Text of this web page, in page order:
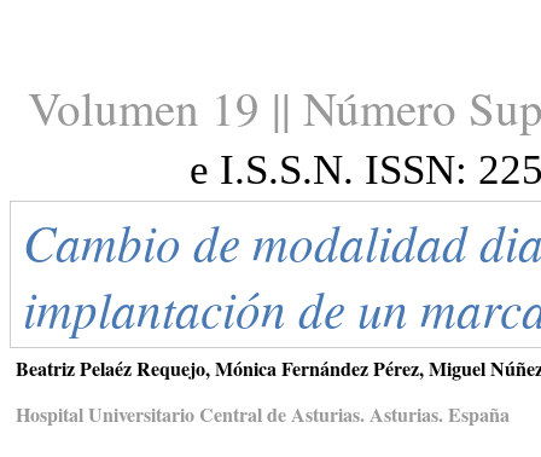
Volumen 19 || Número
e I.S.S.N. ISSN:
Cambio de modalidad
implantación de un
Beatriz Pelaéz Requejo, Mónica Fernández Pérez, Miguel
Hospital Universitario Central de Asturias. Asturias. España